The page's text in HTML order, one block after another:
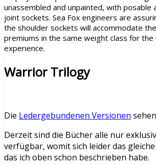
unassembled and unpainted, with posable
joint sockets. Sea Fox engineers are
the shoulder sockets will accommodate
premiums in the same weight class for
experience.
Warrior Trilogy
Die Ledergebundenen Versionen
Derzeit sind die Bücher alle nur
verfügbar, womit sich leider das
das ich oben schon beschrieben habe.